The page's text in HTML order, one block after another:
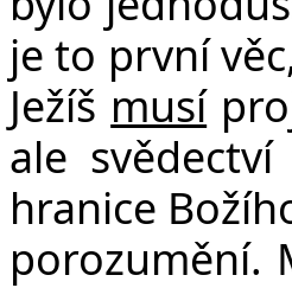
je to první
Ježíš musí
ale
hranice
porozumění.